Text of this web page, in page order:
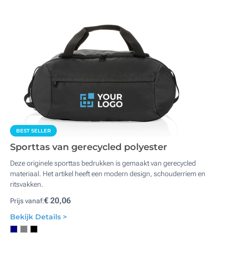
BEST SELLER
Sporttas van gerecycled polyester
Deze originele sporttas bedrukken is gemaakt van gerecycled
materiaal. Het artikel heeft een modern design, schouderriem en
ritsvakken.
Prijs vanaf:€ 20,06
Bekijk Details >